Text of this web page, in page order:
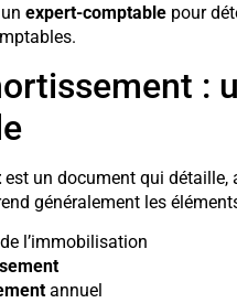
expert-comptablepour
:
est un document qui détaille,
généralement les
l’immobilisation
annuel